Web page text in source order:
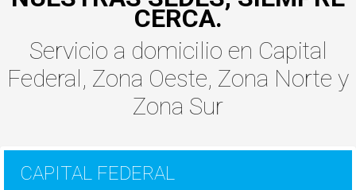
CERCA.
Servicio a domicilio en Capital
Federal, Zona Oeste, Zona Norte y
Zona Sur
CAPITAL FEDERAL